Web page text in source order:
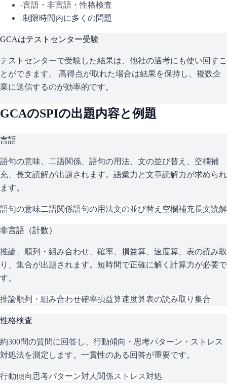
-言語・非言語・性格検査
-制限時間内に多くの問題
GCAはテストセンター受験
テストセンターで受験した結果は、他社の選考にも使い回すこ
とができます。 高得点が取れた場合は結果を保持し、複数企
業に送信するのが効率的です。
GCAのSPIの出題内容と例題
言語
語句の意味、二語関係、語句の用法、文の並び替え、空欄補
充、長文読解が出題されます。語彙力と文章読解力が求められ
ます。
語句の意味二語関係語句の用法文の並び替え 空欄補充長文読解
非言語（計数）
推論、順列・組み合わせ、確率、損益算、速度算、表の読み取
り、集合が出題されます。短時間で正確に解く計算力が必要で
す。
推論順列・組み合わせ確率損益算速度算表の読み取り 集合
性格検査
約300問の質問に回答し、行動傾向・思考パターン・ストレス
対処法を測定します。一貫性のある回答が重要です。
行動傾向思考パターン対人関係ストレス対処